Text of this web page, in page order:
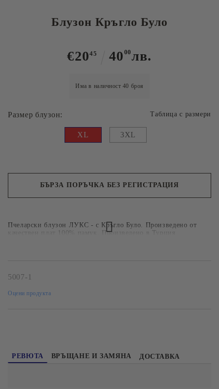
Блузон Кръгло Було
€2045 40 00лв.
Има в наличност 40 броя
Пчеларски блузон ЛУКС - с Кръгло Було. Произведено от
качествен плат 100% памук. Произведено в Турция
Размер блузон: Таблица с размери
XL 3XL
БЪРЗА ПОРЪЧКА БЕЗ РЕГИСТРАЦИЯ
5007-1
Оцени продукта
РЕВЮТА ВРЪЩАНЕ И ЗАМЯНА ДОСТАВКА